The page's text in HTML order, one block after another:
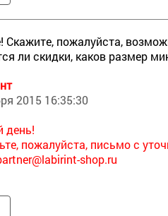
Скажите, пожалуйста,
ли скидки, каков размер
2015 16:35:30
день!
пожалуйста, письмо с
shop.ru